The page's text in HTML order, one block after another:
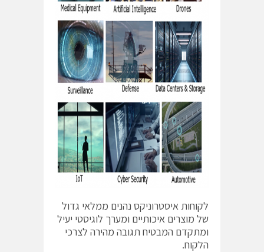
לקוחות איסטרוניקס נהנים ממלאי גדול
של מוצרים איכותיים ומערך לוגיסטי יעיל
ומתקדם המבטיח תגובה מהירה לצרכי
הלקוח.